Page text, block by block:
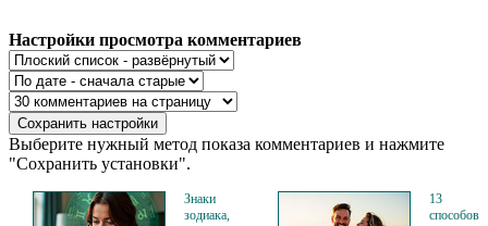
Настройки просмотра комментариев
Выберите нужный метод показа комментариев и нажмите
"Сохранить установки".
Знаки
зодиака,
13
способов